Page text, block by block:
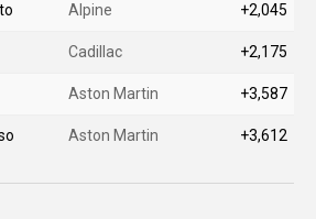
Alpine +2,045
Cadillac +2,175
Aston Martin +3,587
Aston Martin +3,612